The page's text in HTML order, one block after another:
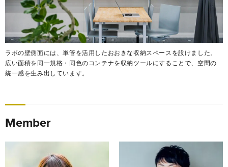
ラボの壁側面には、単管を活用したおおきな収納スペースを設けました。
広い面積を同一規格・同色のコンテナを収納ツールにすることで、空間の
統一感を生み出しています。
Member